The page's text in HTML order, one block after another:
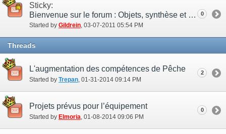
Sticky:
Bienvenue sur le forum : Objets, synthèse et synergie!
Started by Gildrein‎, 03-07-2011 05:54 PM
0
Threads
L'augmentation des compétences de Pêche
Started by Trepan ‎, 01-31-2014 09:14 PM
2
Projets prévus pour l’équipement
Started by Elmoria‎, 01-08-2014 09:06 PM
0